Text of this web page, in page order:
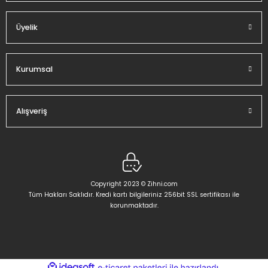
Üyelik
Kurumsal
Alışveriş
Copyright 2023 © Zihni.com
Tüm Hakları Saklıdır. Kredi kartı bilgileriniz 256bit SSL sertifikası ile
korunmaktadır.